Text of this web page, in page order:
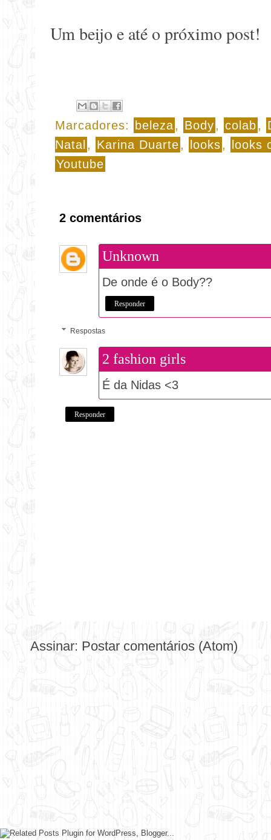
Um beijo e até o próximo post!
Marcadores: beleza, Body, colab,
Natal , Karina Duarte, looks,
looks
Youtube
2 comentários
Unknown
De onde é o Body??
Responder
Respostas
2 fashion girls
É da Nidas <3
Responder
Assinar: Postar comentários (Atom)